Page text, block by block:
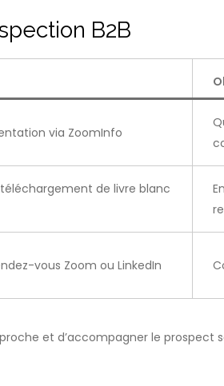
B2B
via ZoomInfo
de livre blanc
vous Zoom ou LinkedIn
et d’accompagner le prospect